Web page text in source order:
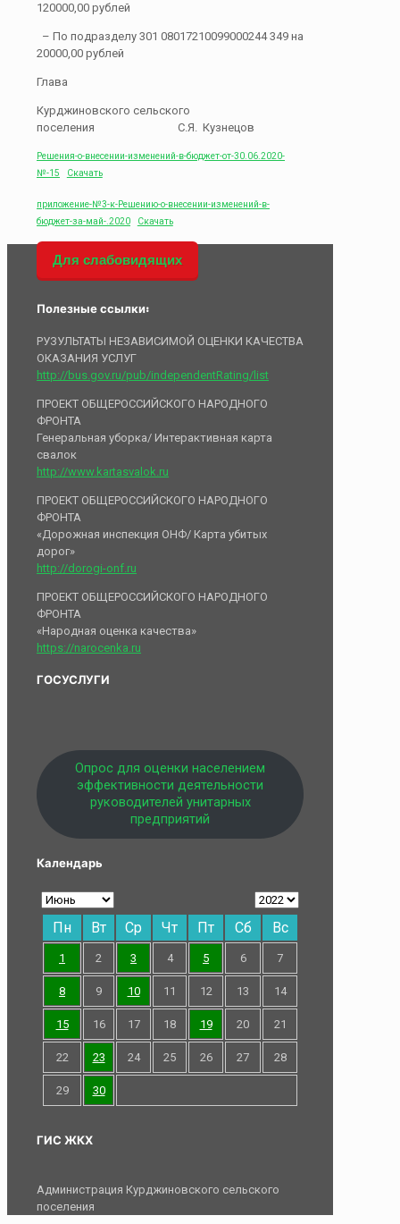
120000,00 рублей
– По подразделу 301 08017210099000244 349 на
20000,00 рублей
Глава
Курджиновского сельского
поселения С.Я. Кузнецов
Решения-о-внесении-изменений-в-бюджет-от-30.06.2020-
№-15
Скачать
приложение-№3-к-Решению-о-внесении-изменений-в-
бюджет-за-май-.2020
Скачать
Для слабовидящих
Полезные ссылки:
РУЗУЛЬТАТЫ НЕЗАВИСИМОЙ ОЦЕНКИ КАЧЕСТВА
ОКАЗАНИЯ УСЛУГ
http://bus.gov.ru/pub/independentRating/list
ПРОЕКТ ОБЩЕРОССИЙСКОГО НАРОДНОГО
ФРОНТА
Генеральная уборка/ Интерактивная карта
свалок
http://www.kartasvalok.ru
ПРОЕКТ ОБЩЕРОССИЙСКОГО НАРОДНОГО
ФРОНТА
«Дорожная инспекция ОНФ/ Карта убитых
дорог»
http://dorogi-onf.ru
ПРОЕКТ ОБЩЕРОССИЙСКОГО НАРОДНОГО
ФРОНТА
«Народная оценка качества»
https://narocenka.ru
ГОСУСЛУГИ
Опрос для оценки населением
эффективности деятельности
руководителей унитарных
предприятий
Календарь
Пн Вт Ср Чт Пт Сб Вс
1 2 3 4 5 6 7
8 9 10 11 12 13 14
15 16 17 18 19 20 21
22 23 24 25 26 27 28
29 30
ГИС ЖКХ
Администрация Курджиновского сельского
поселения